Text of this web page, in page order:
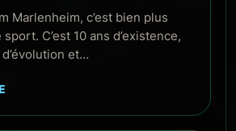
Marlenheim, c’est bien plus
sport. C’est 10 ans d’existence,
et…